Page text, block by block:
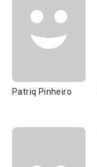
Patriq Pinheiro